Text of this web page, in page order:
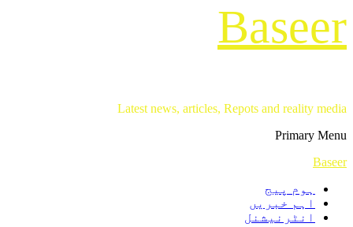
Baseer
Latest news, articles, Repots and reality media
Primary Menu
Baseer
ہوم پیج
اہم خبریں
انٹرنیشنل